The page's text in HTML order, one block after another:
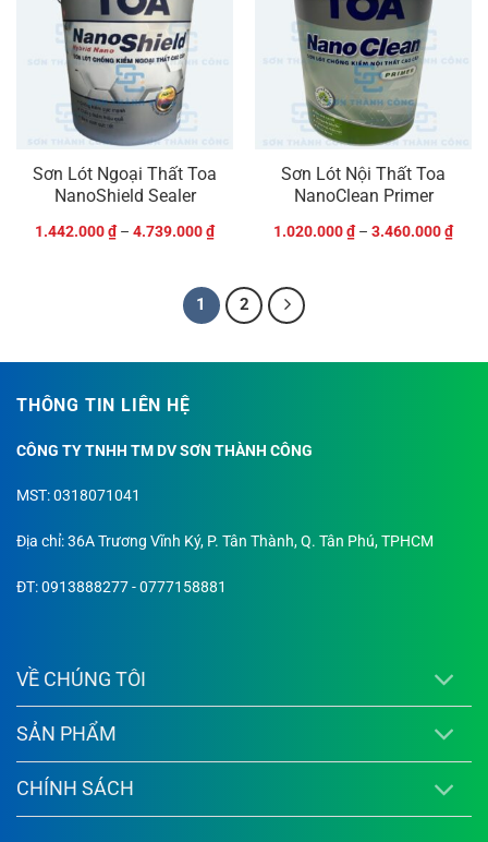
Sơn Lót Ngoại Thất Toa
NanoShield Sealer
1.442.000₫– 4.739.000₫
Sơn Lót Nội Thất Toa
NanoClean Primer
1.020.000₫– 3.460.000₫
1 2
THÔNG TIN LIÊN HỆ
CÔNG TY TNHH TM DV SƠN THÀNH CÔNG
MST: 0318071041
Địa chỉ: 36A Trương Vĩnh Ký, P. Tân Thành, Q. Tân Phú, TPHCM
ĐT: 0913888277 - 0777158881
VỀ CHÚNG TÔI
SẢN PHẨM
CHÍNH SÁCH